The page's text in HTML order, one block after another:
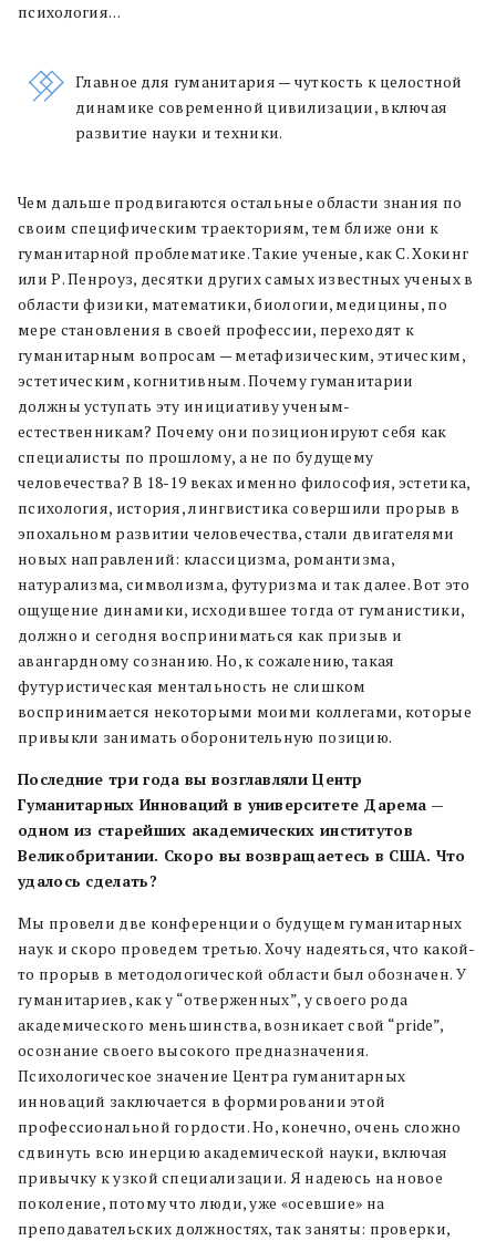
психология…
Главное для гуманитария — чуткость к целостной
динамике современной цивилизации, включая
развитие науки и техники.
Чем дальше продвигаются остальные области знания по
своим специфическим траекториям, тем ближе они к
гуманитарной проблематике. Такие ученые, как С. Хокинг
или Р. Пенроуз, десятки других самых известных ученых в
области физики, математики, биологии, медицины, по
мере становления в своей профессии, переходят к
гуманитарным вопросам — метафизическим, этическим,
эстетическим, когнитивным. Почему гуманитарии
должны уступать эту инициативу ученым-
естественникам? Почему они позиционируют себя как
специалисты по прошлому, а не по будущему
человечества? В 18-19 веках именно философия, эстетика,
психология, история, лингвистика совершили прорыв в
эпохальном развитии человечества, стали двигателями
новых направлений: классицизма, романтизма,
натурализма, символизма, футуризма и так далее. Вот это
ощущение динамики, исходившее тогда от гуманистики,
должно и сегодня восприниматься как призыв и
авангардному сознанию. Но, к сожалению, такая
футуристическая ментальность не слишком
воспринимается некоторыми моими коллегами, которые
привыкли занимать оборонительную позицию.
Последние три года вы возглавляли Центр
Гуманитарных Инноваций в университете Дарема —
одном из старейших академических институтов
Великобритании. Скоро вы возвращаетесь в США. Что
удалось сделать?
Мы провели две конференции о будущем гуманитарных
наук и скоро проведем третью. Хочу надеяться, что какой-
то прорыв в методологической области был обозначен. У
гуманитариев, как у “отверженных”, у своего рода
академического меньшинства, возникает свой “pride”,
осознание своего высокого предназначения.
Психологическое значение Центра гуманитарных
инноваций заключается в формировании этой
профессиональной гордости. Но, конечно, очень сложно
сдвинуть всю инерцию академической науки, включая
привычку к узкой специализации. Я надеюсь на новое
поколение, потому что люди, уже «осевшие» на
преподавательских должностях, так заняты: проверки,